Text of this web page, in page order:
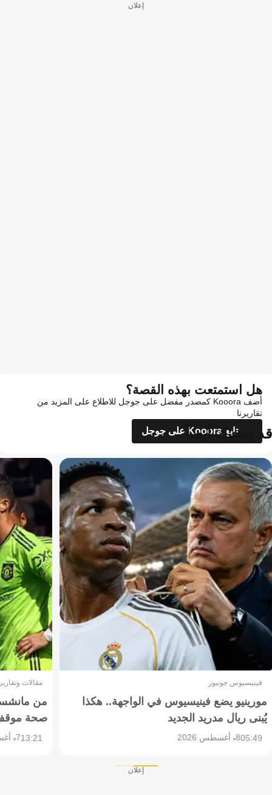
إعلان
هل استمتعت بهذه القصة؟
أضف Kooora كمصدر مفضل على جوجل للاطلاع على المزيد من
تقاريرنا
تابع Kooora على جوجل
قد يعجبك أيضاً
فينيسيوس جونيور
مورينيو يضع فينيسيوس في الواجهة.. هكذا
يُبنى ريال مدريد الجديد
05:498 أغسطس 2026
مقالات
من
صحة موقف
13:217 أغسطس 2026
إعلان